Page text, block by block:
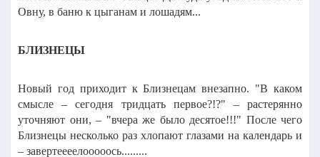
Овну, в баню к цыганам и лошадям...
БЛИЗНЕЦЫ
Новый год приходит к Близнецам внезапно. "В каком
смысле – сегодня тридцать первое?!?" – растерянно
уточняют они, – "вчера же было десятое!!!" После чего
Близнецы несколько раз хлопают глазами на календарь и
– завертеееелооооось.........